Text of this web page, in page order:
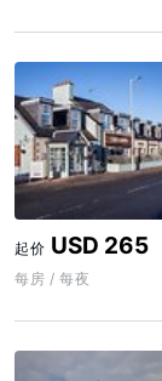
起价 USD 265
每房 / 每夜